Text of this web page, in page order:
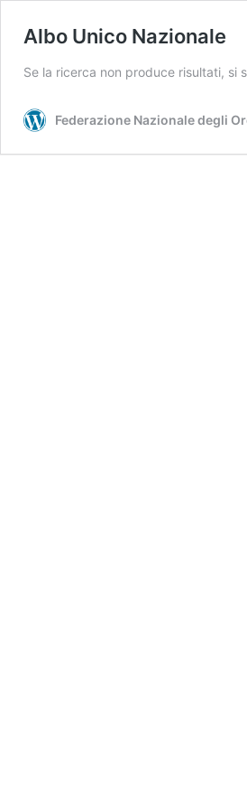
Albo Unico Nazionale
Se la ricerca non produce risultati, si
Federazione Nazionale degli